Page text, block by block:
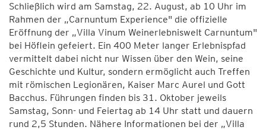
Schließlich wird am Samstag, 22. August, ab 10 Uhr im
Rahmen der „Carnuntum Experience" die offizielle
Eröffnung der „Villa Vinum Weinerlebniswelt Carnuntum"
bei Höflein gefeiert. Ein 400 Meter langer Erlebnispfad
vermittelt dabei nicht nur Wissen über den Wein, seine
Geschichte und Kultur, sondern ermöglicht auch Treffen
mit römischen Legionären, Kaiser Marc Aurel und Gott
Bacchus. Führungen finden bis 31. Oktober jeweils
Samstag, Sonn- und Feiertag ab 14 Uhr statt und dauern
rund 2,5 Stunden. Nähere Informationen bei der „Villa